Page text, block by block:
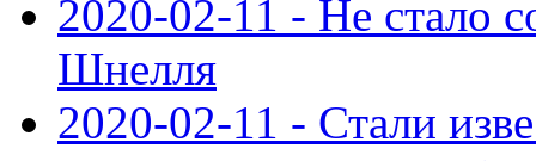
2020-02-11 - Не стало
Шнелля
2020-02-11 - Стали